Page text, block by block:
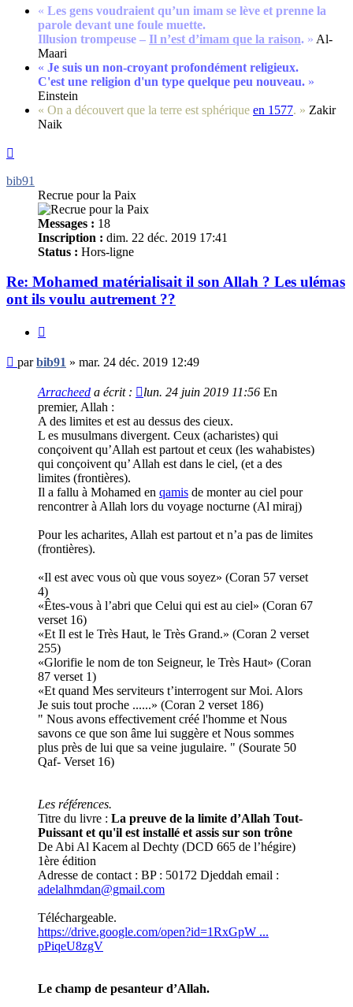
« Les gens voudraient qu’un imam se lève et prenne la
parole devant une foule muette.
Illusion trompeuse – Il n’est d’imam que la raison. » Al-
Maari
« Je suis un non-croyant profondément religieux.
C'est une religion d'un type quelque peu nouveau. »
Einstein
« On a découvert que la terre est sphérique en 1577. » Zakir
Naik
bib91
Recrue pour la Paix
Messages : 18
Inscription : dim. 22 déc. 2019 17:41
Status : Hors-ligne
Re: Mohamed matérialisait il son Allah ? Les ulémas
ont ils voulu autrement ??
Message
non
parbib91 » mar. 24 déc. 2019 12:49
Arracheed a écrit : lun. 24 juin 2019 11:56 En
premier, Allah :
A des limites et est au dessus des cieux.
L es musulmans divergent. Ceux (acharistes) qui
conçoivent qu’Allah est partout et ceux (les wahabistes)
qui conçoivent qu’ Allah est dans le ciel, (et a des
limites (frontières).
Il a fallu à Mohamed en qamis de monter au ciel pour
rencontrer à Allah lors du voyage nocturne (Al miraj)
Pour les acharites, Allah est partout et n’a pas de limites
(frontières).
«Il est avec vous où que vous soyez» (Coran 57 verset
4)
«Êtes-vous à l’abri que Celui qui est au ciel» (Coran 67
verset 16)
«Et Il est le Très Haut, le Très Grand.» (Coran 2 verset
255)
«Glorifie le nom de ton Seigneur, le Très Haut» (Coran
87 verset 1)
«Et quand Mes serviteurs t’interrogent sur Moi. Alors
Je suis tout proche ......» (Coran 2 verset 186)
" Nous avons effectivement créé l'homme et Nous
savons ce que son âme lui suggère et Nous sommes
plus près de lui que sa veine jugulaire. " (Sourate 50
Qaf- Verset 16)
Les références.
Titre du livre : La preuve de la limite d’Allah Tout-
Puissant et qu'il est installé et assis sur son trône
De Abi Al Kacem al Dechty (DCD 665 de l’hégire)
1ère édition
Adresse de contact : BP : 50172 Djeddah email :
adelalhmdan@gmail.com
Téléchargeable.
https://drive.google.com/open?id=1RxGpW ...
pPiqeU8zgV
Le champ de pesanteur d’Allah.